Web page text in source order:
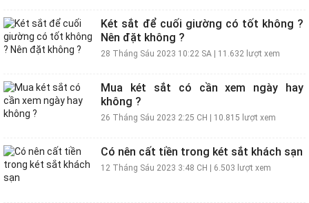
Két sắt để cuối giường có tốt không ?
Nên đặt không ?
28 Tháng Sáu 2023 10:22 SA | 11.632 lượt xem
Mua két sắt có cần xem ngày hay
không ?
26 Tháng Sáu 2023 2:25 CH 10.815 lượt xem
Có nên cất tiền trong két sắt khách sạn
12 Tháng Sáu 2023 3:48 CH 6.503 lượt xem